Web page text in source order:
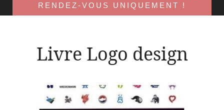
RENDEZ-VOUS UNIQUEMENT !
Livre Logo design